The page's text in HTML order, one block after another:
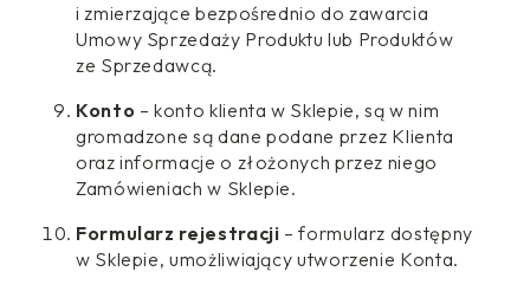
i zmierzające bezpośrednio do zawarcia
Umowy Sprzedaży Produktu lub Produktów
ze Sprzedawcą.
Konto – konto klienta w Sklepie, są w nim
gromadzone są dane podane przez Klienta
oraz informacje o złożonych przez niego
Zamówieniach w Sklepie.
Formularz rejestracji – formularz dostępny
w Sklepie, umożliwiający utworzenie Konta.